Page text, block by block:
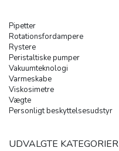
Pipetter
Rotationsfordampere
Rystere
Peristaltiske pumper
Vakuumteknologi
Varmeskabe
Viskosimetre
Vægte
Personligt beskyttelsesudstyr
UDVALGTE KATEGORIER